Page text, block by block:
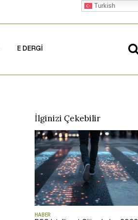
E DERGİ
İlginizi Çekebilir
HABER
Turkish